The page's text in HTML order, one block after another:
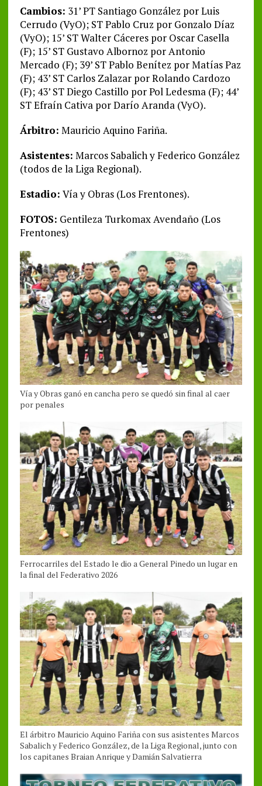
Cambios: 31’ PT Santiago González por Luis
Cerrudo (VyO); ST Pablo Cruz por Gonzalo Díaz
(VyO); 15’ ST Walter Cáceres por Oscar Casella
(F); 15’ ST Gustavo Albornoz por Antonio
Mercado (F); 39’ ST Pablo Benítez por Matías Paz
(F); 43’ ST Carlos Zalazar por Rolando Cardozo
(F); 43’ ST Diego Castillo por Pol Ledesma (F); 44’
ST Efraín Cativa por Darío Aranda (VyO).
Árbitro: Mauricio Aquino Fariña.
Asistentes: Marcos Sabalich y Federico González
(todos de la Liga Regional).
Estadio: Vía y Obras (Los Frentones).
FOTOS: Gentileza Turkomax Avendaño (Los
Frentones)
Vía y Obras ganó en cancha pero se quedó sin final al caer
por penales
Ferrocarriles del Estado le dio a General Pinedo un lugar en
la final del Federativo 2026
El árbitro Mauricio Aquino Fariña con sus asistentes Marcos
Sabalich y Federico González, de la Liga Regional, junto con
los capitanes Braian Anrique y Damián Salvatierra